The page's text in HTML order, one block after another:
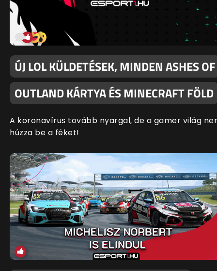
ÚJ LOL KÜLDETÉSEK, MINDEN ASHES OF
OUTLAND KÁRTYA ÉS MINECRAFT FÖLD
A koronavírus tovább nyargal, de a gamer világ
húzza be a féket!